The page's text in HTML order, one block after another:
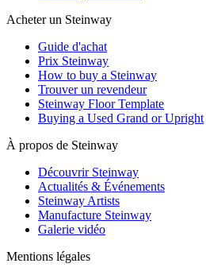
Acheter un Steinway
Guide d'achat
Prix Steinway
How to buy a Steinway
Trouver un revendeur
Steinway Floor Template
Buying a Used Grand or Upright
À propos de Steinway
Découvrir Steinway
Actualités & Événements
Steinway Artists
Manufacture Steinway
Galerie vidéo
Mentions légales